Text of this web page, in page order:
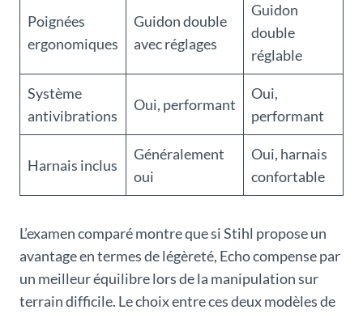
Poignées
ergonomiques
Guidon double
avec réglages
Guidon
double
réglable
Système
antivibrations
Oui, performant
Oui,
performant
Harnais inclus
Généralement
oui
Oui, harnais
confortable
L’examen comparé montre que si Stihl propose un
avantage en termes de légèreté, Echo compense par
un meilleur équilibre lors de la manipulation sur
terrain difficile. Le choix entre ces deux modèles de